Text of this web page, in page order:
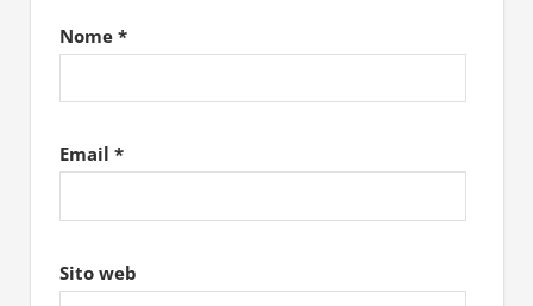
Nome *
Email *
Sito web